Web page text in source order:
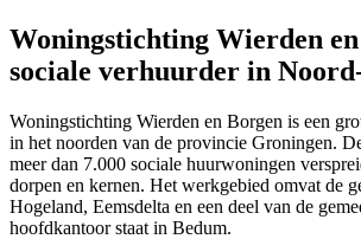
Woningstichting Wierden
sociale verhuurder in
Woningstichting Wierden en Borgen is een
in het noorden van de provincie Groningen.
meer dan 7.000 sociale huurwoningen
dorpen en kernen. Het werkgebied omvat de
Hogeland, Eemsdelta en een deel van de
hoofdkantoor staat in Bedum.